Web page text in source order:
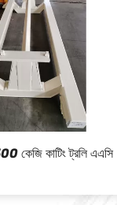
ট্রলি এএসি